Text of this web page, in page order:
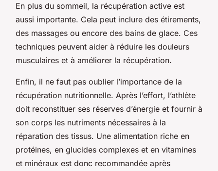
En plus du sommeil, la récupération active est
aussi importante. Cela peut inclure des étirements,
des massages ou encore des bains de glace. Ces
techniques peuvent aider à réduire les douleurs
musculaires et à améliorer la récupération.
Enfin, il ne faut pas oublier l’importance de la
récupération nutritionnelle. Après l’effort, l’athlète
doit reconstituer ses réserves d’énergie et fournir à
son corps les nutriments nécessaires à la
réparation des tissus. Une alimentation riche en
protéines, en glucides complexes et en vitamines
et minéraux est donc recommandée après